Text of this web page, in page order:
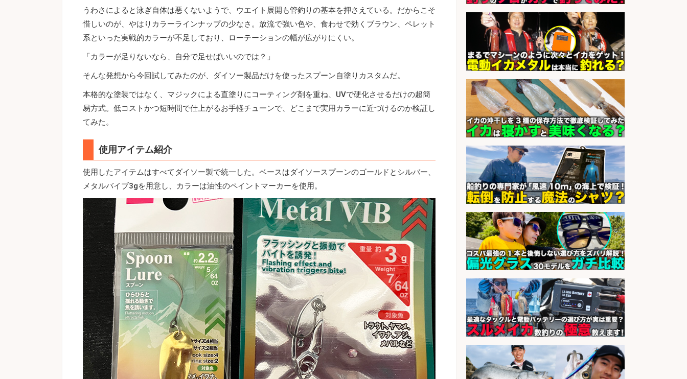
うわさによると泳ぎ自体は悪くないようで、ウエイト展開も管釣りの基本を押さえている。だからこそ
惜しいのが、やはりカラーラインナップの少なさ。放流で強い色や、食わせで効くブラウン、ペレット
系といった実戦的カラーが不足しており、ローテーションの幅が広がりにくい。
「カラーが足りないなら、自分で足せばいいのでは？」
そんな発想から今回試してみたのが、ダイソー製品だけを使ったスプーン自塗りカスタムだ。
本格的な塗装ではなく、マジックによる直塗りにコーティング剤を重ね、UVで硬化させるだけの超簡
易方式。低コストかつ短時間で仕上がるお手軽チューンで、どこまで実用カラーに近づけるのか検証し
てみた。
使用アイテム紹介
使用したアイテムはすべてダイソー製で統一した。ベースはダイソースプーンのゴールドとシルバー、
メタルバイブ3gを用意し、カラーは油性のペイントマーカーを使用。
釣り具などの出荷作業
会社名 UTエージェント株式会社
sponsored by 求人ボックス
和食, 日本料理・懐石料理/店長・店
長候補/旬と手作りにこだわる!さか
なの価値を上げ、地域を元気に!店長
候補募集
会社名 博多 華吉 博多 華吉
sponsored by 求人ボックス
釣り具などの出荷作業～～/工場/製
造
会社名 UTグループ株式会社
釣り具のかんたん軽作業/高収入/交
通費支給/制服貸与/正社員登用あり
会社名 株式会社REnista
sponsored by 求人ボックス
さらに求人情報を見る